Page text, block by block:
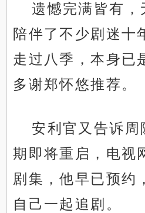
遗憾完满皆有，
陪伴了不少剧迷十
走过八季，本身已
多谢郑怀悠推荐。
安利官又告诉
期即将重启，电视
剧集，他早已预约
自己一起追剧。